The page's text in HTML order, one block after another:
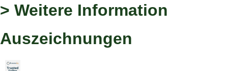
> Weitere Information
Auszeichnungen